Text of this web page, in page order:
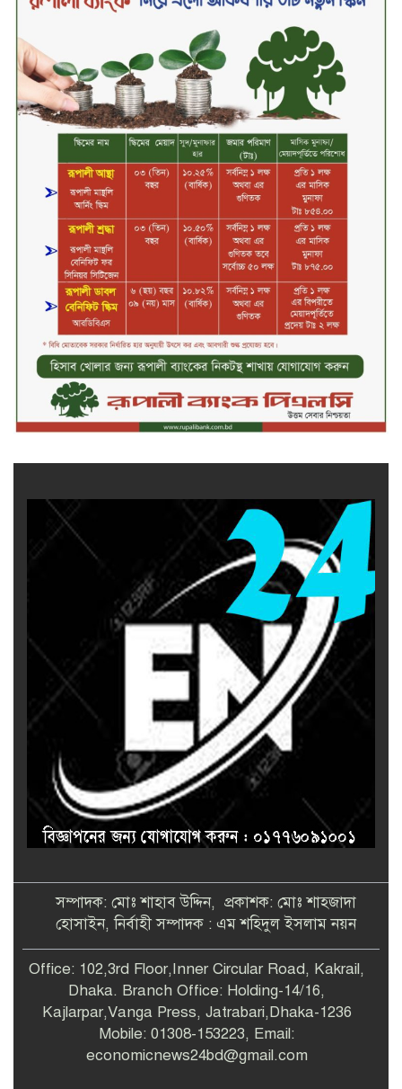
শান্তা পিনাকলে প্রিমিয়ার ব্যাংকের বোর্ড
সভা অনুষ্ঠিত
কাফরুলে মুক্তিযোদ্ধা কল্যাণ সমিতিতে
ইশতিয়াক আজিজ উলফাতের কোটি
টাকার দুর্নীতি, ফ্ল্যাট দখলের অপচেষ্টা ও
ব্যাংকিং খাত স্থিতিশীল করতে ১৮ মাসের
পরিকল্পনা কেন্দ্রীয় ব্যাংকের
সম্পাদক: মোঃ শাহাব উদ্দিন, প্রকাশক: মোঃ শাহজাদা
হোসাইন, নির্বাহী সম্পাদক : এম শহিদুল ইসলাম নয়ন
Office: 102,3rd Floor,Inner Circular Road, Kakrail,
Dhaka. Branch Office: Holding-14/16,
Kajlarpar,Vanga Press, Jatrabari,Dhaka-1236
Mobile: 01308-153223, Email:
economicnews24bd@gmail.com